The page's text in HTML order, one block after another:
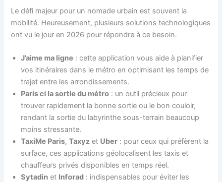
Le défi majeur pour un nomade urbain est souvent la
mobilité. Heureusement, plusieurs solutions technologiques
ont vu le jour en 2026 pour répondre à ce besoin.
J’aime ma ligne : cette application vous aide à planifier
vos itinéraires dans le métro en optimisant les temps de
trajet entre les arrondissements.
Paris ci la sortie du métro : un outil précieux pour
trouver rapidement la bonne sortie ou le bon couloir,
rendant la sortie du labyrinthe sous-terrain beaucoup
moins stressante.
TaxiMe Paris,Taxyz et Uber : pour ceux qui préfèrent la
surface, ces applications géolocalisent les taxis et
chauffeurs privés disponibles en temps réel.
Sytadin et Inforad : indispensables pour éviter les